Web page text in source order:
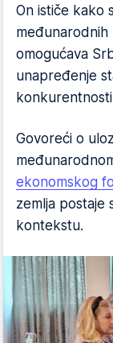
On ističe kako
međunarodnih
omogućava
unapređenje
Govoreći o
ekonomskog
zemlja postaje
kontekstu.